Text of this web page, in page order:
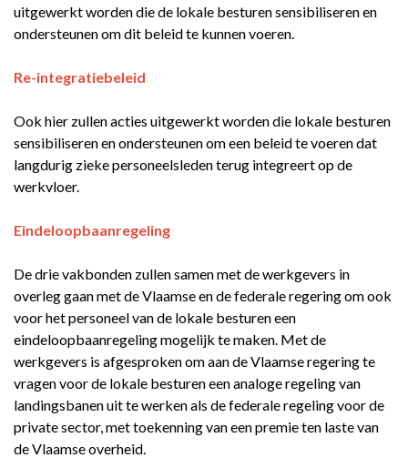
uitgewerkt worden die de lokale besturen sensibiliseren en
ondersteunen om dit beleid te kunnen voeren.
Re-integratiebeleid
Ook hier zullen acties uitgewerkt worden die lokale besturen
sensibiliseren en ondersteunen om een beleid te voeren dat
langdurig zieke personeelsleden terug integreert op de
werkvloer.
Eindeloopbaanregeling
De drie vakbonden zullen samen met de werkgevers in
overleg gaan met de Vlaamse en de federale regering om ook
voor het personeel van de lokale besturen een
eindeloopbaanregeling mogelijk te maken. Met de
werkgevers is afgesproken om aan de Vlaamse regering te
vragen voor de lokale besturen een analoge regeling van
landingsbanen uit te werken als de federale regeling voor de
private sector, met toekenning van een premie ten laste van
de Vlaamse overheid.